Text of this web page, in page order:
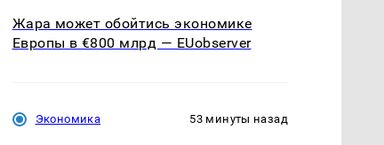
Жара может обойтись экономике
Европы в €800 млрд — EUobserver
Экономика 53 минуты назад